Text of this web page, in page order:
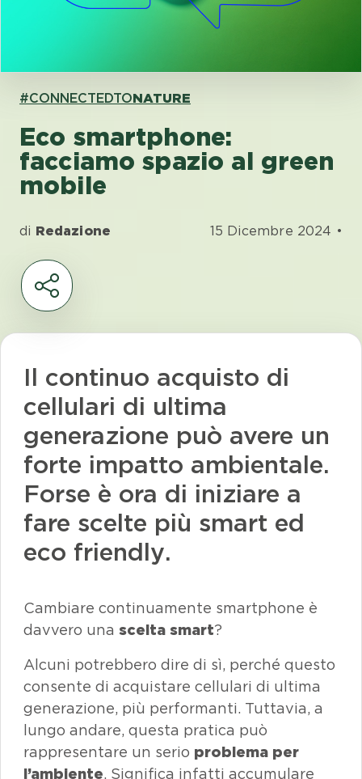
#CONNECTEDTONATURE
Eco smartphone:
facciamo spazio al green
mobile
di Redazione 15 Dicembre 2024 •
Il continuo acquisto di
cellulari di ultima
generazione può avere un
forte impatto ambientale.
Forse è ora di iniziare a
fare scelte più smart ed
eco friendly.
Cambiare continuamente smartphone è
davvero una scelta smart?
Alcuni potrebbero dire di sì, perché questo
consente di acquistare cellulari di ultima
generazione, più performanti. Tuttavia, a
lungo andare, questa pratica può
rappresentare un serio problema per
l’ambiente. Significa infatti accumulare